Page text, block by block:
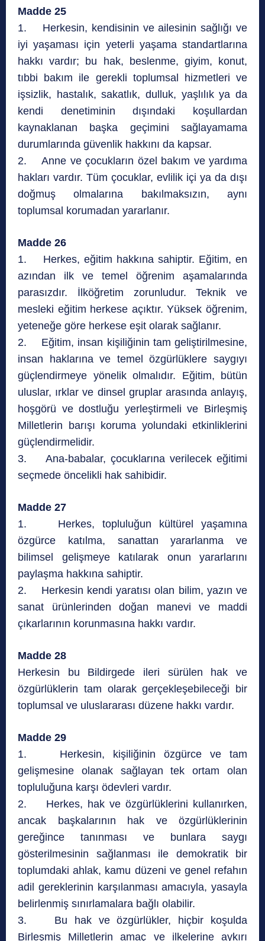
Madde 25
1. Herkesin, kendisinin ve ailesinin sağlığı ve
iyi yaşaması için yeterli yaşama standartlarına
hakkı vardır; bu hak, beslenme, giyim, konut,
tıbbi bakım ile gerekli toplumsal hizmetleri ve
işsizlik, hastalık, sakatlık, dulluk, yaşlılık ya da
kendi denetiminin dışındaki koşullardan
kaynaklanan başka geçimini sağlayamama
durumlarında güvenlik hakkını da kapsar.
2. Anne ve çocukların özel bakım ve yardıma
hakları vardır. Tüm çocuklar, evlilik içi ya da dışı
doğmuş olmalarına bakılmaksızın, aynı
toplumsal korumadan yararlanır.
Madde 26
1. Herkes, eğitim hakkına sahiptir. Eğitim, en
azından ilk ve temel öğrenim aşamalarında
parasızdır. İlköğretim zorunludur. Teknik ve
mesleki eğitim herkese açıktır. Yüksek öğrenim,
yeteneğe göre herkese eşit olarak sağlanır.
2. Eğitim, insan kişiliğinin tam geliştirilmesine,
insan haklarına ve temel özgürlüklere saygıyı
güçlendirmeye yönelik olmalıdır. Eğitim, bütün
uluslar, ırklar ve dinsel gruplar arasında anlayış,
hoşgörü ve dostluğu yerleştirmeli ve Birleşmiş
Milletlerin barışı koruma yolundaki etkinliklerini
güçlendirmelidir.
3. Ana-babalar, çocuklarına verilecek eğitimi
seçmede öncelikli hak sahibidir.
Madde 27
1. Herkes, topluluğun kültürel yaşamına
özgürce katılma, sanattan yararlanma ve
bilimsel gelişmeye katılarak onun yararlarını
paylaşma hakkına sahiptir.
2. Herkesin kendi yaratısı olan bilim, yazın ve
sanat ürünlerinden doğan manevi ve maddi
çıkarlarının korunmasına hakkı vardır.
Madde 28
Herkesin bu Bildirgede ileri sürülen hak ve
özgürlüklerin tam olarak gerçekleşebileceği bir
toplumsal ve uluslararası düzene hakkı vardır.
Madde 29
1. Herkesin, kişiliğinin özgürce ve tam
gelişmesine olanak sağlayan tek ortam olan
topluluğuna karşı ödevleri vardır.
2. Herkes, hak ve özgürlüklerini kullanırken,
ancak başkalarının hak ve özgürlüklerinin
gereğince tanınması ve bunlara saygı
gösterilmesinin sağlanması ile demokratik bir
toplumdaki ahlak, kamu düzeni ve genel refahın
adil gereklerinin karşılanması amacıyla, yasayla
belirlenmiş sınırlamalara bağlı olabilir.
3. Bu hak ve özgürlükler, hiçbir koşulda
Birleşmiş Milletlerin amaç ve ilkelerine aykırı